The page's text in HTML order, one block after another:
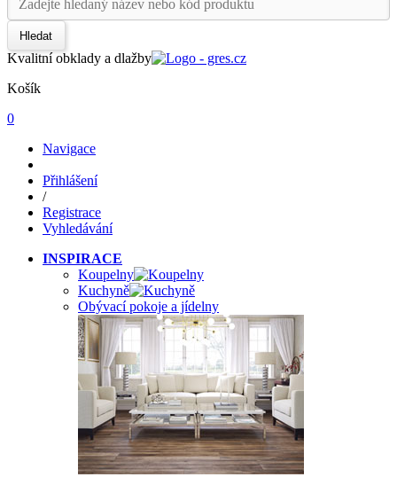
Hledat
Kvalitní obklady a dlažby
Košík
0
Navigace
Přihlášení
/
Registrace
Vyhledávání
INSPIRACE
Koupelny
Kuchyně
Obývací pokoje a jídelny